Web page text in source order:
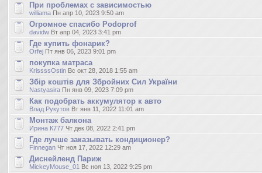
При проблемах с зависимостью
williama Пн апр 10, 2023 9:50 am
Огромное спасибо Podoprof
davidw Вт апр 04, 2023 3:41 pm
Где купить фонарик?
Orfej Пт янв 06, 2023 9:01 pm
покупка матраса
KrissssOstin Вс окт 28, 2018 1:55 am
Збір коштів для Збройних Сил України
Nastyasira Пн янв 09, 2023 7:09 pm
Как подобрать аккумулятор к авто
Влад Рукутов Вт янв 11, 2022 11:01 am
Монтаж балкона
Ирина К777 Чт дек 08, 2022 2:41 pm
Где лучше заказывать кондиционер?
Finnegan Чт ноя 17, 2022 12:29 am
Диснейленд Париж
MickeyMouse_01 Вс ноя 13, 2022 9:25 pm